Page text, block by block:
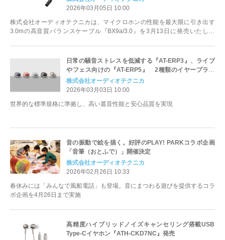
2026年03月05日 10:00
株式会社オーディオテクニカは、マイクロホンの性能を最大限に引き出す
3.0mの高音質バランスケーブル『BX9a/3.0』を3月13日に発売いたしま
日常の騒音ストレスを低減する『AT-ERP3』、ライブ
やフェス向けの『AT-ERP5』 2種類のイヤープラグ
を3月13日に発売
株式会社オーディオテクニカ
2026年03月03日 10:00
世界的な標準規格に準拠し、高い遮音性能と安心品質を実現
音の振動で絵を描く。好評のPLAY! PARKコラボ企画
「音筆（おとふで）」開催決定
株式会社オーディオテクニカ
2026年02月26日 10:33
春休みには「みんなで風船電話」も登場。音にまつわる遊びを提供するコラ
ボ企画を4月26日まで実施
高精度ハイブリッドノイズキャンセリング搭載USB
Type‑Cイヤホン『ATH‑CKD7NC』発売